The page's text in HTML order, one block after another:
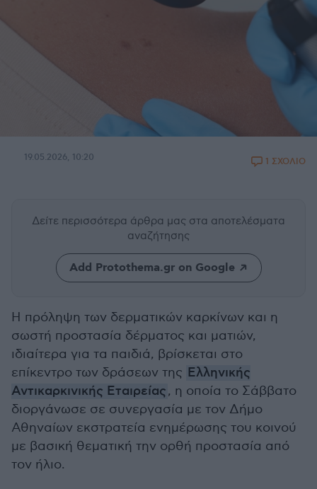
19.05.2026, 10:20 1 ΣΧΟΛΙΟ
Δείτε περισσότερα άρθρα μας στα αποτελέσματα
αναζήτησης
Add Protothema.gr on Google
Η πρόληψη των δερματικών καρκίνων και η
σωστή προστασία δέρματος και ματιών,
ιδιαίτερα για τα παιδιά, βρίσκεται στο
επίκεντρο των δράσεων της Ελληνικής
Αντικαρκινικής Εταιρείας, η οποία το Σάββατο
διοργάνωσε σε συνεργασία με τον Δήμο
Αθηναίων εκστρατεία ενημέρωσης του κοινού
με βασική θεματική την ορθή προστασία από
τον ήλιο.